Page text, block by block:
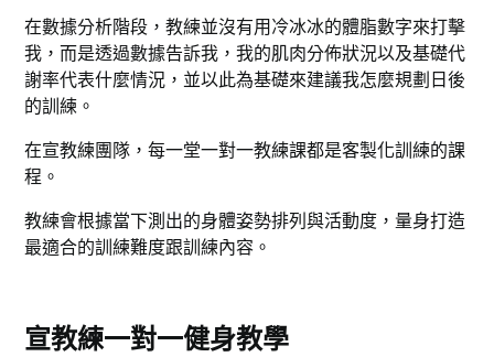
在數據分析階段，教練並沒有用冷冰冰的體脂數字來打擊
我，而是透過數據告訴我，我的肌肉分佈狀況以及基礎代
謝率代表什麼情況，並以此為基礎來建議我怎麼規劃日後
的訓練。
在宣教練團隊，每一堂一對一教練課都是客製化訓練的課
程。
教練會根據當下測出的身體姿勢排列與活動度，量身打造
最適合的訓練難度跟訓練內容。
宣教練一對一健身教學